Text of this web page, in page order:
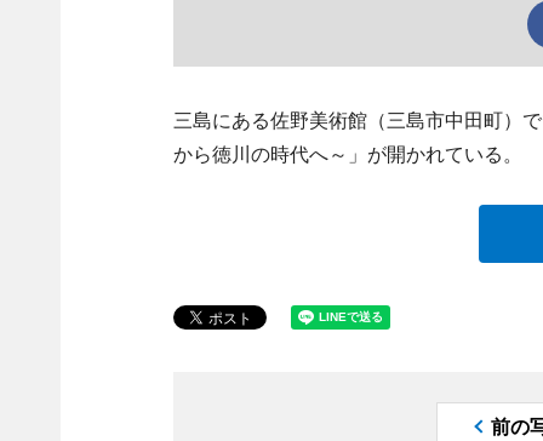
三島にある佐野美術館（三島市中田町）
から徳川の時代へ～」が開かれている。
前の